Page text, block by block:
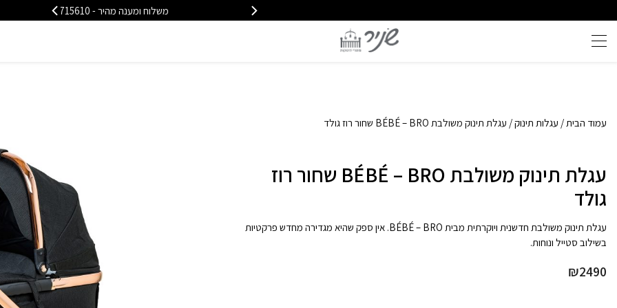
משלוח ומענה מהיר - 08-6715610
עמוד הבית/ עגלות תינוק/ עגלת תינוק משולבת BÉBÉ – BRO שחור רוז גולד
עגלת תינוק משולבת BÉBÉ – BRO שחור רוז
גולד
עגלת תינוק משולבת חדשנית ויוקרתית מבית BÉBÉ – BRO. אין ספק שהיא מגדירה מחדש פרקטיות
בשילוב סטייל ונוחות.
₪2490